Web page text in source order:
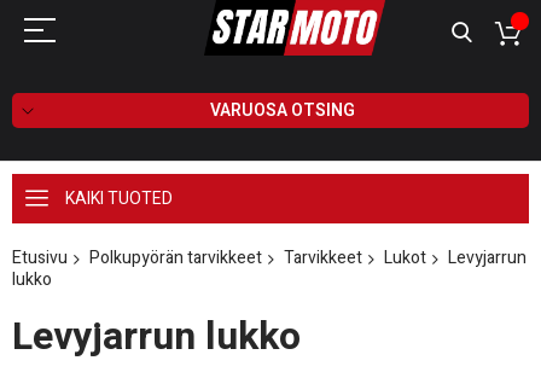
VARUOSA OTSING
KAIKI TUOTED
Etusivu Polkupyörän tarvikkeet Tarvikkeet Lukot
Levyjarrun
lukko
Levyjarrun lukko